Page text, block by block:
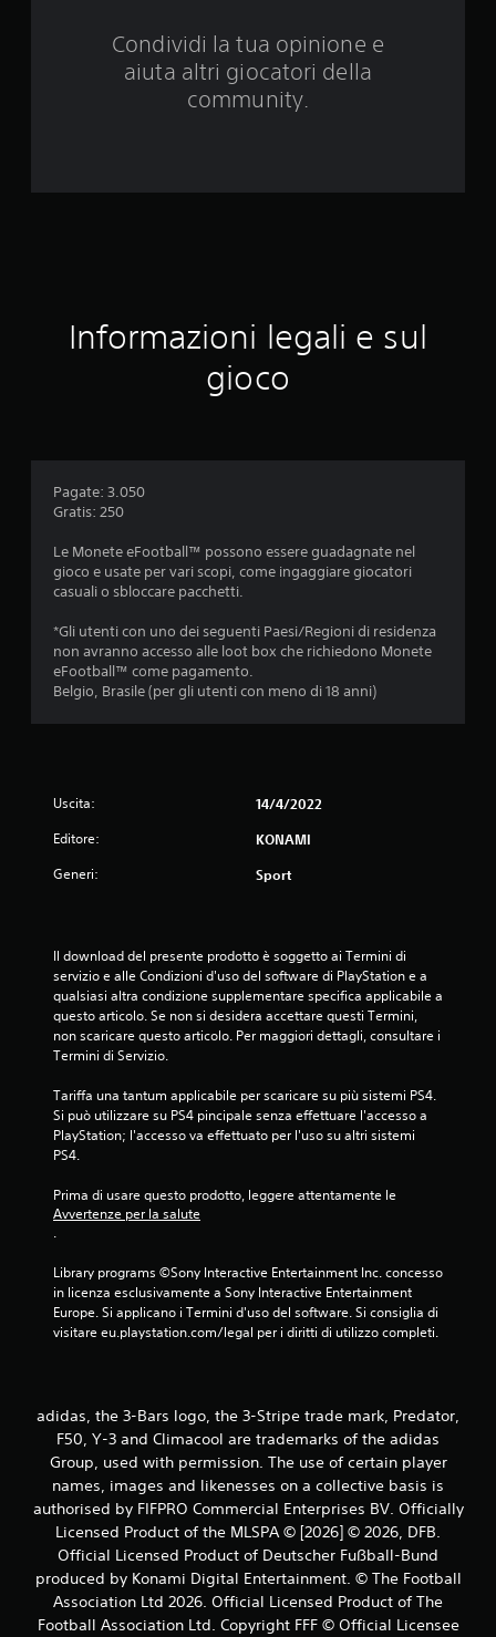
o
Condividi la tua opinione e
aiuta altri giocatori della
community.
Informazioni legali e sul
gioco
Pagate: 3.050
Gratis: 250
Le Monete eFootball™ possono essere guadagnate nel
gioco e usate per vari scopi, come ingaggiare giocatori
casuali o sbloccare pacchetti.
*Gli utenti con uno dei seguenti Paesi/Regioni di residenza
non avranno accesso alle loot box che richiedono Monete
eFootball™ come pagamento.
Belgio, Brasile (per gli utenti con meno di 18 anni)
Uscita: 14/4/2022
Editore: KONAMI
Generi: Sport
Il download del presente prodotto è soggetto ai Termini di
servizio e alle Condizioni d'uso del software di PlayStation e a
qualsiasi altra condizione supplementare specifica applicabile a
questo articolo. Se non si desidera accettare questi Termini,
non scaricare questo articolo. Per maggiori dettagli, consultare i
Termini di Servizio.
Tariffa una tantum applicabile per scaricare su più sistemi PS4.
Si può utilizzare su PS4 pincipale senza effettuare l'accesso a
PlayStation; l'accesso va effettuato per l'uso su altri sistemi
PS4.
Prima di usare questo prodotto, leggere attentamente le
Avvertenze per la salute
.
Library programs ©Sony Interactive Entertainment Inc. concesso
in licenza esclusivamente a Sony Interactive Entertainment
Europe. Si applicano i Termini d'uso del software. Si consiglia di
visitare eu.playstation.com/legal per i diritti di utilizzo completi.
adidas, the 3-Bars logo, the 3-Stripe trade mark, Predator,
F50, Y-3 and Climacool are trademarks of the adidas
Group, used with permission. The use of certain player
names, images and likenesses on a collective basis is
authorised by FIFPRO Commercial Enterprises BV. Officially
Licensed Product of the MLSPA © [2026] © 2026, DFB.
Official Licensed Product of Deutscher Fußball-Bund
produced by Konami Digital Entertainment. © The Football
Association Ltd 2026. Official Licensed Product of The
Football Association Ltd. Copyright FFF © Official Licensee